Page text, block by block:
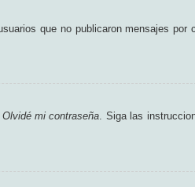
que no publicaron mensajes por
Olvidé mi contraseña. Siga las